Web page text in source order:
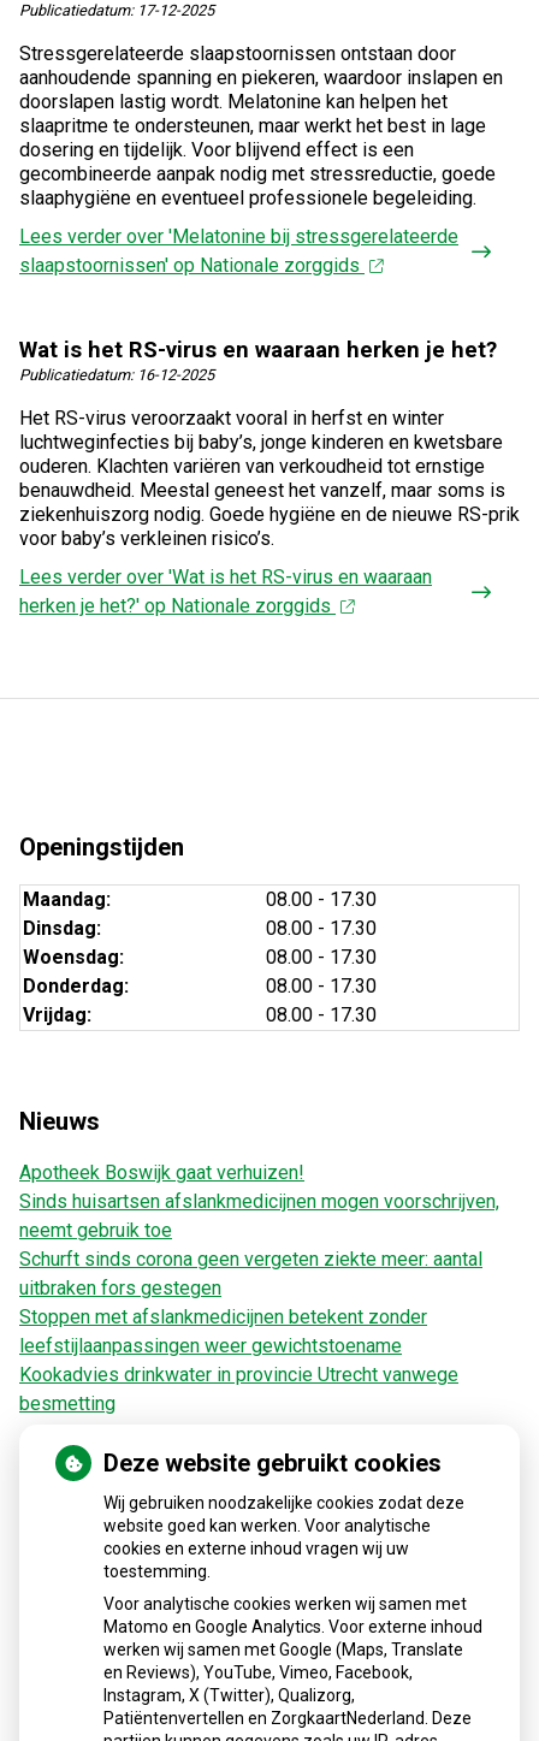
Publicatiedatum: 17-12-2025
Stressgerelateerde slaapstoornissen ontstaan door
aanhoudende spanning en piekeren, waardoor inslapen en
doorslapen lastig wordt. Melatonine kan helpen het
slaapritme te ondersteunen, maar werkt het best in lage
dosering en tijdelijk. Voor blijvend effect is een
gecombineerde aanpak nodig met stressreductie, goede
slaaphygiëne en eventueel professionele begeleiding.
Lees verder over 'Melatonine bij stressgerelateerde
slaapstoornissen' op Nationale zorggids
Wat is het RS-virus en waaraan herken je het?
Publicatiedatum: 16-12-2025
Het RS-virus veroorzaakt vooral in herfst en winter
luchtweginfecties bij baby’s, jonge kinderen en kwetsbare
ouderen. Klachten variëren van verkoudheid tot ernstige
benauwdheid. Meestal geneest het vanzelf, maar soms is
ziekenhuiszorg nodig. Goede hygiëne en de nieuwe RS-prik
voor baby’s verkleinen risico’s.
Lees verder over 'Wat is het RS-virus en waaraan
herken je het?' op Nationale zorggids
Openingstijden
Maandag:
08.00 - 17.30
Dinsdag:
08.00 - 17.30
Woensdag:
08.00 - 17.30
Donderdag:
08.00 - 17.30
Vrijdag:
08.00 - 17.30
Nieuws
Apotheek Boswijk gaat verhuizen!
Sinds huisartsen afslankmedicijnen mogen voorschrijven,
neemt gebruik toe
Schurft sinds corona geen vergeten ziekte meer: aantal
uitbraken fors gestegen
Stoppen met afslankmedicijnen betekent zonder
leefstijlaanpassingen weer gewichtstoename
Kookadvies drinkwater in provincie Utrecht vanwege
besmetting
Zorgverzekeraars en vergoeding medicijnen
Deze website gebruikt cookies
Wij gebruiken noodzakelijke cookies zodat deze
website goed kan werken. Voor analytische
cookies en externe inhoud vragen wij uw
toestemming.
Voor analytische cookies werken wij samen met
Matomo en Google Analytics. Voor externe inhoud
werken wij samen met Google (Maps, Translate
en Reviews), YouTube, Vimeo, Facebook,
Instagram, X (Twitter), Qualizorg,
Patiëntenvertellen en ZorgkaartNederland. Deze